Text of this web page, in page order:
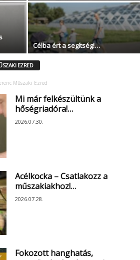
Célba ért a segítség!…
EZRED
Műszaki Ezred
Mi már felkészültünk a
hőségriadóra!…
2026.07.30.
Acélkocka – Csatlakozz a
műszakiakhoz!…
2026.07.28.
Fokozott hanghatás,